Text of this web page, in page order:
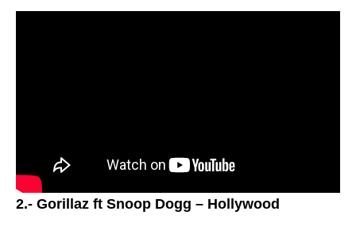
2.- Gorillaz ft Snoop Dogg – Hollywood